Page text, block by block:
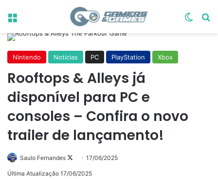
Menu
Nintendo Notícias PC PlayStation Xbox
Rooftops & Alleys já
disponível para PC e
consoles – Confira o novo
trailer de lançamento!
Saulo Fernandes
Follow
on
17/06/2025
Última Atualização 17/06/2025